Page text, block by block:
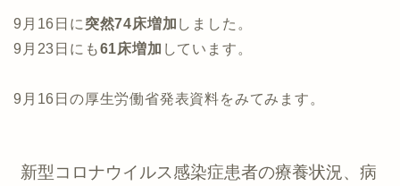
9月16日に 突然74床増加 しました。
9月23日にも61床増加 しています。
9月16日の厚生労働省発表資料をみてみます。
新型コロナウイルス感染症患者の療養状況、病